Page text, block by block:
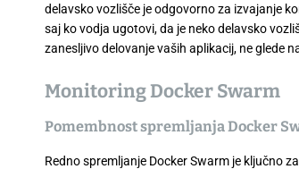
delavsko vozlišče je odgovorno za izvajanje
saj ko vodja ugotovi, da je neko delavsko
zanesljivo delovanje vaših aplikacij, ne glede
Monitoring Docker Swarm
Pomembnost spremljanja Docker
Redno spremljanje Docker Swarm je ključno